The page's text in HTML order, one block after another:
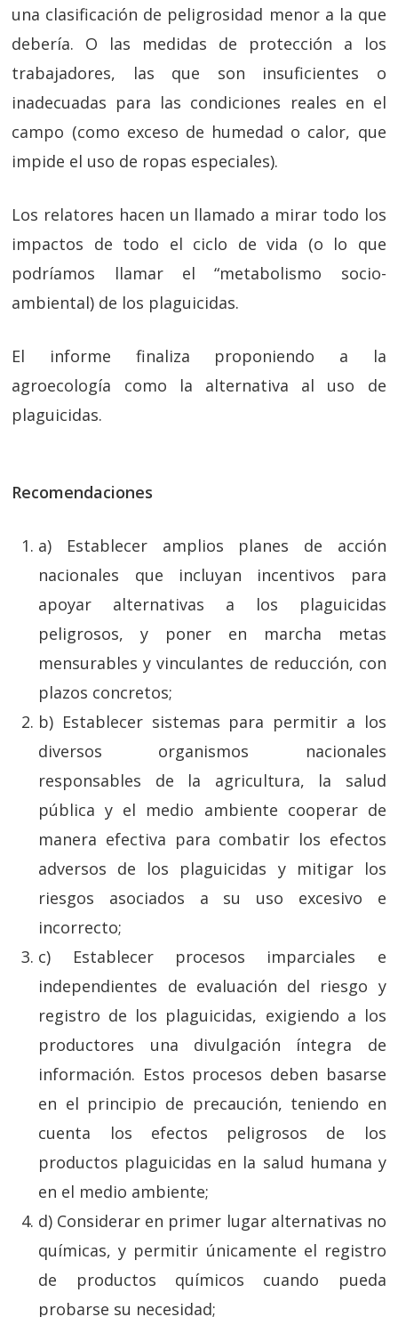
una clasificación de peligrosidad menor a la que
debería. O las medidas de protección a los
trabajadores, las que son insuficientes o
inadecuadas para las condiciones reales en el
campo (como exceso de humedad o calor, que
impide el uso de ropas especiales).
Los relatores hacen un llamado a mirar todo los
impactos de todo el ciclo de vida (o lo que
podríamos llamar el “metabolismo socio-
ambiental) de los plaguicidas.
El informe finaliza proponiendo a la
agroecología como la alternativa al uso de
plaguicidas.
Recomendaciones
a) Establecer amplios planes de acción
nacionales que incluyan incentivos para
apoyar alternativas a los plaguicidas
peligrosos, y poner en marcha metas
mensurables y vinculantes de reducción, con
plazos concretos;
b) Establecer sistemas para permitir a los
diversos organismos nacionales
responsables de la agricultura, la salud
pública y el medio ambiente cooperar de
manera efectiva para combatir los efectos
adversos de los plaguicidas y mitigar los
riesgos asociados a su uso excesivo e
incorrecto;
c) Establecer procesos imparciales e
independientes de evaluación del riesgo y
registro de los plaguicidas, exigiendo a los
productores una divulgación íntegra de
información. Estos procesos deben basarse
en el principio de precaución, teniendo en
cuenta los efectos peligrosos de los
productos plaguicidas en la salud humana y
en el medio ambiente;
d) Considerar en primer lugar alternativas no
químicas, y permitir únicamente el registro
de productos químicos cuando pueda
probarse su necesidad;